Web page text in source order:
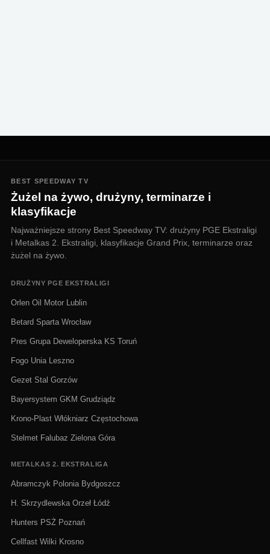
BEST SPEEDWAY TV
Żużel na żywo, drużyny, terminarze i
klasyfikacje
Najważniejsze strony Best Speedway TV: drużyny PGE Ekstraligi
i Metalkas 2. Ekstraligi, klasyfikacje Grand Prix, terminarze oraz
żużel na żywo.
DRUŻYNY PGE EKSTRALIGI
Orlen Oil Motor Lublin
Betard Sparta Wrocław
Pres Grupa Deweloperska KS Toruń
Fogo Unia Leszno
Gezet Stal Gorzów
Bayersystem GKM Grudziądz
Krono-Plast Włókniarz Częstochowa
Stelmet Falubaz Zielona Góra
METALKAS 2. EKSTRALIGA
Abramczyk Polonia Bydgoszcz
H. Skrzydlewska Orzeł Łódź
Hunters PSŻ Poznań
Cellfast Wilki Krosno